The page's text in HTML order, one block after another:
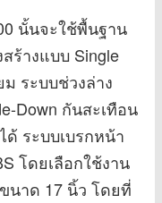
นั้นจะใช้พื้นฐาน
ร้างแบบ Single
ม ระบบช่วงล่าง
Down กันสะเทือน
ด้ ระบบเบรกหน้า
โดยเลือกใช้งาน
นาด 17 นิ้ว โดยที่